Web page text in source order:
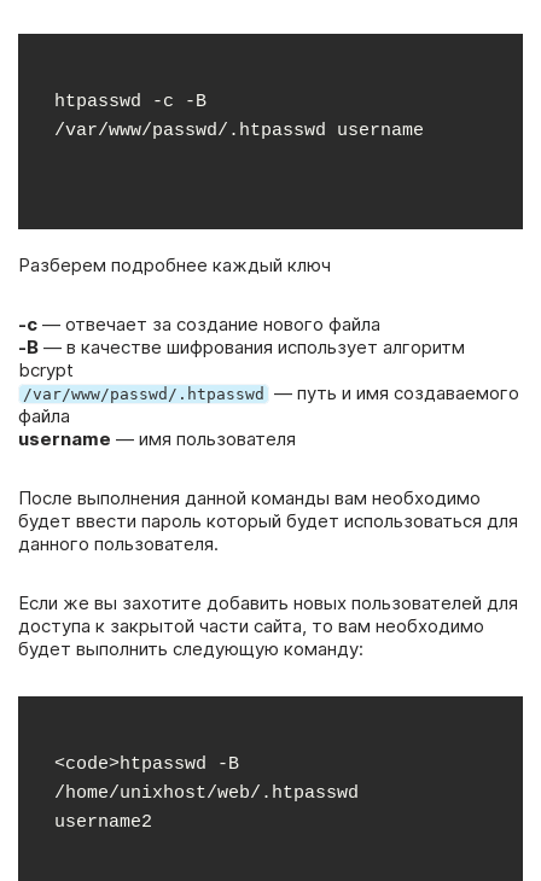
htpasswd -c -B
/var/www/passwd/.htpasswd username
Разберем подробнее каждый ключ
-с — отвечает за создание нового файла
-B — в качестве шифрования использует алгоритм
bcrypt
/var/www/passwd/.htpasswd
— путь и имя создаваемого
файла
username — имя пользователя
После выполнения данной команды вам необходимо
будет ввести пароль который будет использоваться для
данного пользователя.
Если же вы захотите добавить новых пользователей для
доступа к закрытой части сайта, то вам необходимо
будет выполнить следующую команду:
<code>htpasswd -B
/home/unixhost/web/.htpasswd
username2